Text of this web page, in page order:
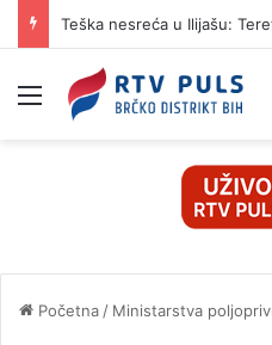
Izbornik
Početna / Ministarstva